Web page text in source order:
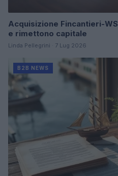
Acquisizione Fincantieri-
e rimettono capitale
Linda Pellegrini · 7 Lug 2026
B2B NEWS